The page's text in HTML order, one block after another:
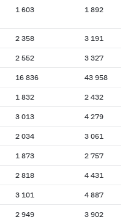
1 603 1 892
2 358 3 191
2 552 3 327
16 836 43 958
1 832 2 432
3 013 4 279
2 034 3 061
1 873 2 757
2 818 4 431
3 101 4 887
2 949 3 902